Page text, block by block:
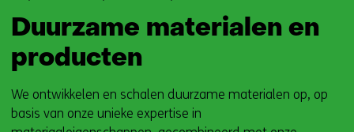
thema
navigatie
Duurzame
materialen)
Duurzame materialen en
producten
We ontwikkelen en schalen duurzame materialen op, op
basis van onze unieke expertise in